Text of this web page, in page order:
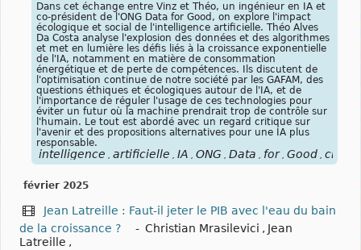
Dans cet échange entre Vinz et Théo, un ingénieur en IA et
co-président de l'ONG Data for Good, on explore l'impact
écologique et social de l'intelligence artificielle. Théo Alves
Da Costa analyse l'explosion des données et des algorithmes
et met en lumière les défis liés à la croissance exponentielle
de l'IA, notamment en matière de consommation
énergétique et de perte de compétences. Ils discutent de
l'optimisation continue de notre société par les GAFAM, des
questions éthiques et écologiques autour de l'IA, et de
l'importance de réguler l'usage de ces technologies pour
éviter un futur où la machine prendrait trop de contrôle sur
l'humain. Le tout est abordé avec un regard critique sur
l'avenir et des propositions alternatives pour une IA plus
responsable.
intelligence artificielle IA ONG Data for Good
février 2025
Jean Latreille : Faut-il jeter le PIB avec l'eau du bain
de la croissance ?
- Christian Mrasilevici , Jean
Latreille ,